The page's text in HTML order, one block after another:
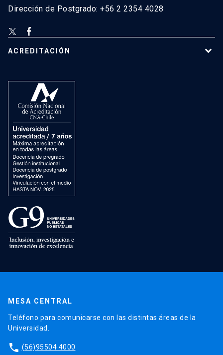
Dirección de Postgrado: +56 2 2354 4028
ACREDITACIÓN
MESA CENTRAL
Teléfono para comunicarse con las distintas áreas de la
Universidad.
phone (56)95504 4000